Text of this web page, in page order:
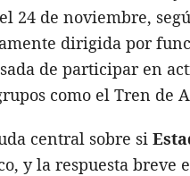
24 de noviembre,
dirigida por
de participar en
como el Tren de
central sobre si
y la respuesta breve